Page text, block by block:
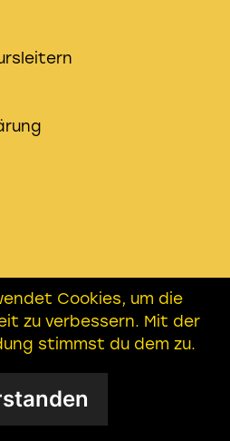
der
Freundeskreis
Cookies, um die
zu verbessern. Mit der
stimmst du dem zu.